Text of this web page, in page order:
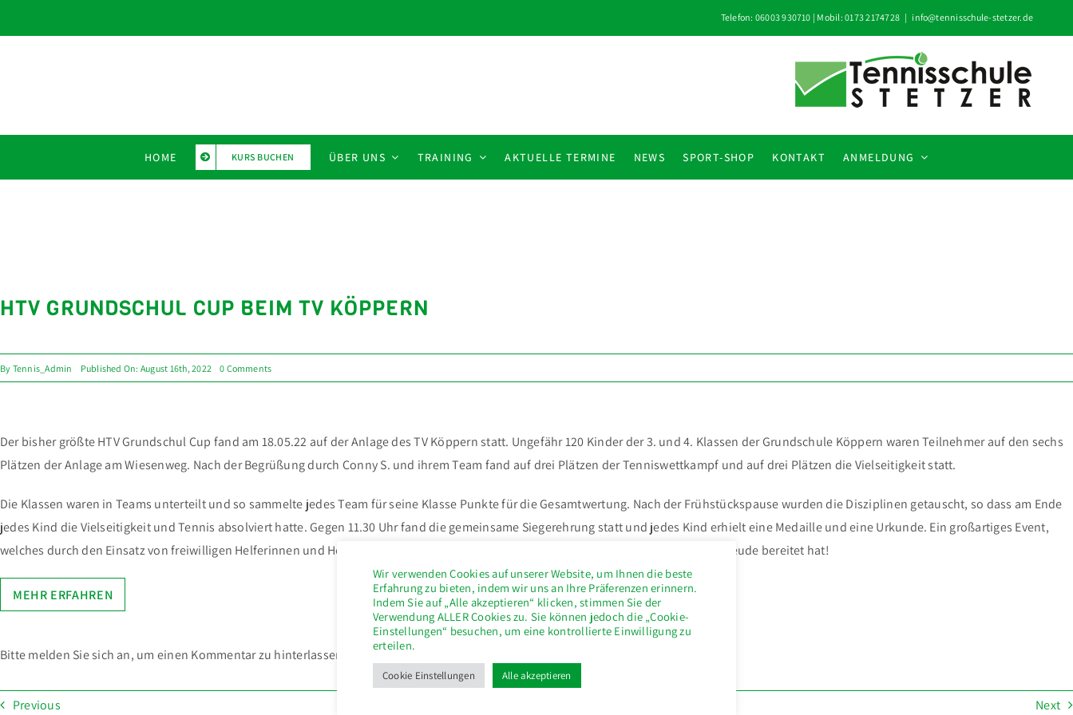
Inhalt
Telefon: 06003 930710 | Mobil: 0173 2174728 | info@tennisschule-stetzer.de
HOME KURS BUCHEN ÜBER UNS TRAINING AKTUELLE TERMINE NEWS SPORT-SHOP KONTAKT ANMELDUNG
HTV GRUNDSCHUL CUP BEIM TV KÖPPERN
By Tennis_Admin Published On: August 16th, 2022 0 Commentson
HTV
KÖPPERN
Der bisher größte HTV Grundschul Cup fand am 18.05.22 auf der Anlage des TV Köppern statt. Ungefähr 120 Kinder der 3. und 4. Klassen der Grundschule Köppern waren Teilnehmer auf den sechs
Plätzen der Anlage am Wiesenweg. Nach der Begrüßung durch Conny S. und ihrem Team fand auf drei Plätzen der Tenniswettkampf und auf drei Plätzen die Vielseitigkeit statt.
Die Klassen waren in Teams unterteilt und so sammelte jedes Team für seine Klasse Punkte für die Gesamtwertung. Nach der Frühstückspause wurden die Disziplinen getauscht, so dass am Ende
jedes Kind die Vielseitigkeit und Tennis absolviert hatte. Gegen 11.30 Uhr fand die gemeinsame Siegerehrung statt und jedes Kind erhielt eine Medaille und eine Urkunde. Ein großartiges Event,
welches durch den Einsatz von freiwilligen Helferinnen und Helfern sowie den Trainern der Tennisschule alle Kindern viel Spaß und Freude bereitet hat!
MEHR ERFAHREN
Bitte melden Sie sich an, um einen Kommentar zu hinterlassen.
Previous Next
Wir verwenden Cookies auf unserer Website, um Ihnen die beste
Erfahrung zu bieten, indem wir uns an Ihre Präferenzen erinnern.
Indem Sie auf „Alle akzeptieren“ klicken, stimmen Sie der
Verwendung ALLER Cookies zu. Sie können jedoch die „Cookie-
Einstellungen“ besuchen, um eine kontrollierte Einwilligung zu
erteilen.
Cookie Einstellungen Alle akzeptieren